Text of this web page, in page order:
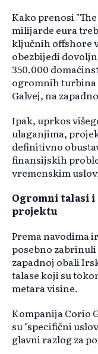
Kako prenosi
milijarde eura
ključnih offshore
obezbijedi
350.000
ogromnih turbina
Galvej, na
Ipak, uprkos
ulaganjima,
definitivno
finansijskih
vremenskim
Ogromni talasi
projektu
Prema navodima
posebno
zapadnoj obali
talase koji su
metara visine.
Kompanija Corio
su "specifični
glavni razlog za